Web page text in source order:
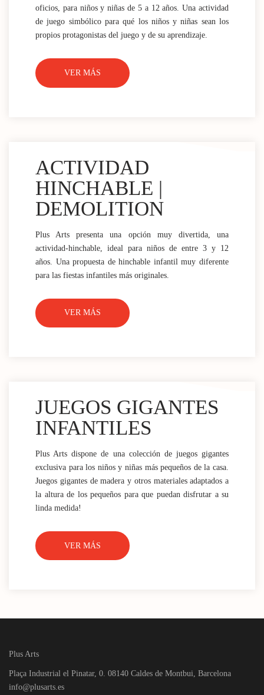
oficios, para niños y niñas de 5 a 12 años. Una actividad
de juego simbólico para qué los niños y niñas sean los
propios protagonistas del juego y de su aprendizaje.
VER MÁS
ACTIVIDAD
HINCHABLE |
DEMOLITION
Plus Arts presenta una opción muy divertida, una
actividad-hinchable, ideal para niños de entre 3 y 12
años. Una propuesta de hinchable infantil muy diferente
para las fiestas infantiles más originales.
VER MÁS
JUEGOS GIGANTES
INFANTILES
Plus Arts dispone de una colección de juegos gigantes
exclusiva para los niños y niñas más pequeños de la casa.
Juegos gigantes de madera y otros materiales adaptados a
la altura de los pequeños para que puedan disfrutar a su
linda medida!
VER MÁS
Plus Arts
Plaça Industrial el Pinatar, 0. 08140 Caldes de Montbui, Barcelona
info@plusarts.es